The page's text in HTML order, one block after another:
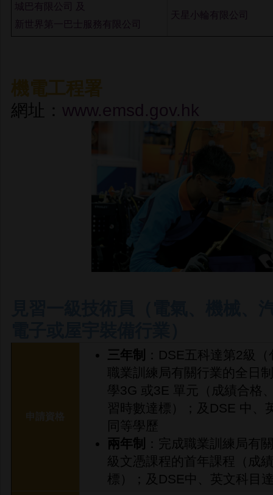
城巴有限公司 及
新世界第一巴士服務有限公司
天星小輪有限公司
網址： www.emsd.gov.hk
三年制
：DSE五科達第2級
職業訓練局有關行業的全日
學3G 或3E 單元（成績合格
習時數達標）；及DSE 中、
同等學歷
兩年制
：完成職業訓練局有
級文憑課程的首年課程（成
標）；及DSE中、英文科目